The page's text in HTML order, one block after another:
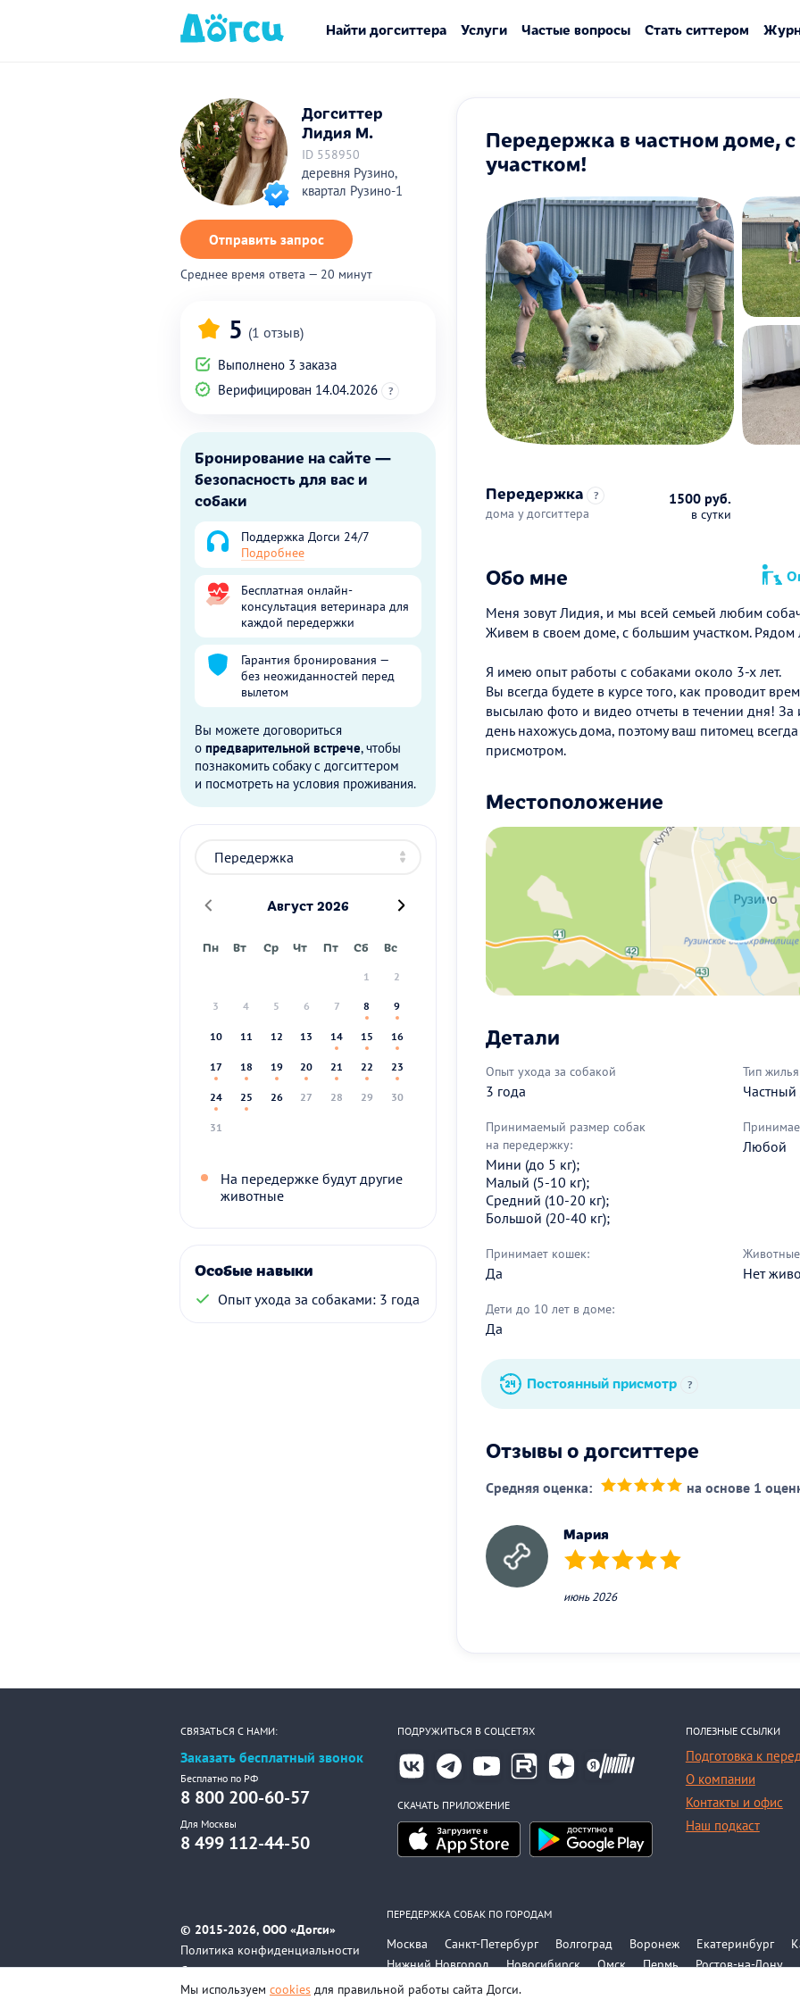
Найти догситтера Услуги Частые вопросы Стать ситтером
Догситтер
Лидия М.
ID 558950
деревня Рузино,
квартал Рузино-1
Отправить запрос
Среднее время ответа — 20 минут
5 (1 отзыв)
Выполнено 3 заказа
Верифицирован 14.04.2026
?
Бронирование на сайте —
безопасность для вас и
собаки
Поддержка Догси 24/7
Подробнее
Бесплатная онлайн-
консультация ветеринара для
каждой передержки
Гарантия бронирования —
без неожиданностей перед
вылетом
Вы можете договориться
о предварительной встрече, чтобы
познакомить собаку с догситтером
и посмотреть на условия проживания.
Август 2026
Пн Вт Ср Чт Пт Сб Вс
1 2
3 4 5 6 7 8 9
10 11 12 13 14 15 16
17 18 19 20 21 22 23
24 25 26 27 28 29 30
31
На передержке будут другие
животные
Особые навыки
Опыт ухода за собаками: 3 года
Передержка в частном доме,
участком!
Передержка ?
дома у догситтера
1500 руб.
в сутки
Обо мне
Меня зовут Лидия, и мы всей семьей любим
Живем в своем доме, с большим участком. Рядом
Я имею опыт работы с собаками около 3-х лет.
Вы всегда будете в курсе того, как проводит
высылаю фото и видео отчеты в течении дня!
день нахожусь дома, поэтому ваш питомец
присмотром.
Местоположение
Детали
Опыт ухода за собакой
3 года
Тип
Принимаемый размер собак
на передержку:
Мини (до 5 кг);
Малый (5-10 кг);
Средний (10-20 кг);
Большой (20-40 кг);
Любой
Принимает кошек:
Да
Животные
Нет
Дети до 10 лет в доме:
Да
Постоянный присмотр ?
Отзывы о догситтере
Средняя оценка: на основе 1
Мария
(*) (*) (*) (*) (*)
июнь 2026
СВЯЗАТЬСЯ С НАМИ:
Заказать бесплатный звонок
Бесплатно по РФ
8 800 200-60-57
Для Москвы
8 499 112-44-50
ПОДРУЖИТЬСЯ В СОЦСЕТЯХ
СКАЧАТЬ ПРИЛОЖЕНИЕ
ПОЛЕЗНЫЕ ССЫЛКИ
Подготовка к
О компании
Контакты и офис
Наш подкаст
© 2015-2026, ООО «Догси»
Политика конфиденциальности
Соглашение
ПЕРЕДЕРЖКА СОБАК ПО ГОРОДАМ
Москва Санкт-Петербург Волгоград Воронеж Екатеринбург
Нижний Новгород
Новосибирск Омск Пермь Ростов-на-Дону
Все города
Мы используем cookies для правильной работы сайта Догси.